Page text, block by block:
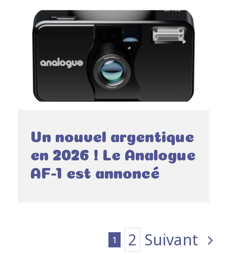
Un nouvel argentique
en 2026 ! Le Analogue
AF-1 est annoncé
1 2 Suivant